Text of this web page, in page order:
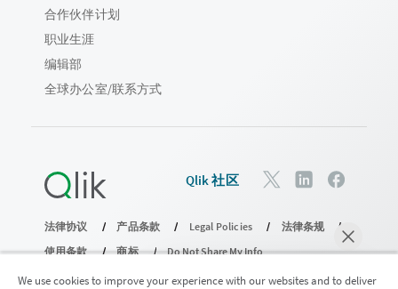
合作伙伴计划
职业生涯
编辑部
全球办公室/联系方式
Qlik 社区
法律协议 产品条款 Legal Policies
法律条规
使用条款
商标
Do Not Share My Info
版权所有 © 1993-2026 QlikTech International AB。保留所有权利。
We use cookies to improve your experience with our websites and to deliver